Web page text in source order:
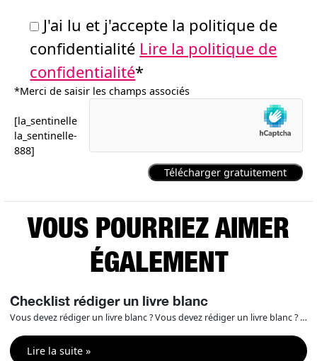
J'ai lu et j'accepte la politique de
confidentialité Lire la politique de
confidentialité*
*Merci de saisir les champs associés
[la_sentinelle
la_sentinelle-
888]
VOUS POURRIEZ AIMER
ÉGALEMENT
Checklist rédiger un livre blanc
Vous devez rédiger un livre blanc ? Vous devez rédiger un livre blanc ? Notre checklist vous permettra de vérifier l’ensemble des éléments composant votre livre blanc (contenus rédactionnels, conversion, mise en page,…) et ainsi vous assurer que tout que votre document coche bien toutes les cases ! Remplissez le formulaire suivant pour obtenir votre […]
Lire la suite »